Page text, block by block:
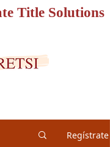
Title Solutions
Regístrate